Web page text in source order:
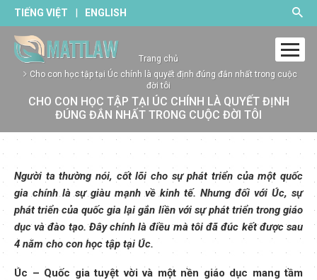
TIẾNG VIỆT | ENGLISH
Trang chủ
Cho con học tập tại Úc chính là quyết định đúng đắn nhất trong cuộc
đời tôi
CHO CON HỌC TẬP TẠI ÚC CHÍNH LÀ QUYẾT ĐỊNH
ĐÚNG ĐẮN NHẤT TRONG CUỘC ĐỜI TÔI
Người ta thường nói, cốt lõi cho sự phát triển của một quốc
gia chính là sự giàu mạnh về kinh tế. Nhưng đối với Úc, sự
phát triển của quốc gia lại gắn liền với sự phát triển trong giáo
dục và đào tạo. Đây chính là điều mà tôi đã đúc kết được sau
4 năm cho con học tập tại Úc.
Úc – Quốc gia tuyệt vời và một nền giáo dục mang tầm